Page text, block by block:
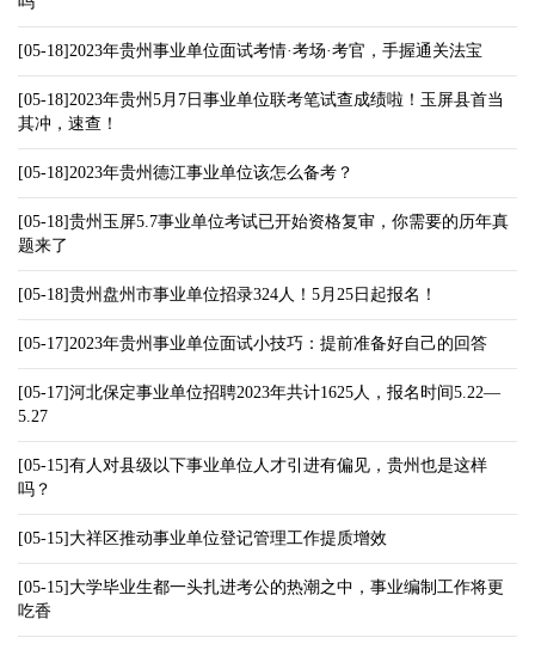
[05-18]2023年贵州事业单位面试考情·考场·考官，手握通关法宝
[05-18]2023年贵州5月7日事业单位联考笔试查成绩啦！玉屏县首当
其冲，速查！
[05-18]2023年贵州德江事业单位该怎么备考？
[05-18]贵州玉屏5.7事业单位考试已开始资格复审，你需要的历年真
题来了
[05-18]贵州盘州市事业单位招录324人！5月25日起报名！
[05-17]2023年贵州事业单位面试小技巧：提前准备好自己的回答
[05-17]河北保定事业单位招聘2023年共计1625人，报名时间5.22—
5.27
[05-15]有人对县级以下事业单位人才引进有偏见，贵州也是这样
吗？
[05-15]大祥区推动事业单位登记管理工作提质增效
[05-15]大学毕业生都一头扎进考公的热潮之中，事业编制工作将更
吃香